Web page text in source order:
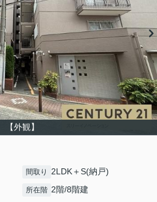
【外観】
間取り 2LDK＋S(納戸)
所在階 2階/8階建